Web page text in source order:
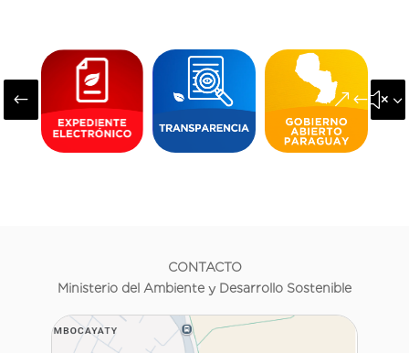
#
CONTACTO
Ministerio del Ambiente y Desarrollo Sostenible